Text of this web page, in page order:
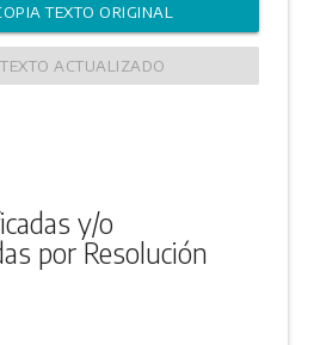
TEXTO ORIGINAL
ACTUALIZADO
y/o
por Resolución